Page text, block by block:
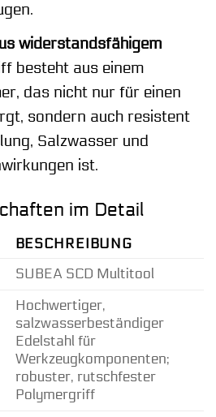
widerstandsfähigem
besteht aus einem
das nicht nur für einen
sondern auch resistent
Salzwasser und
ist.
im Detail
BESCHREIBUNG
SUBEA SCD Multitool
Hochwertiger,
salzwasserbeständiger
Edelstahl für
Werkzeugkomponenten;
robuster, rutschfester
Polymergriff